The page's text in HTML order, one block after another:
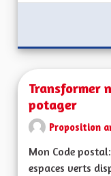
Transformer
potager
Proposition
Mon Code
espaces verts